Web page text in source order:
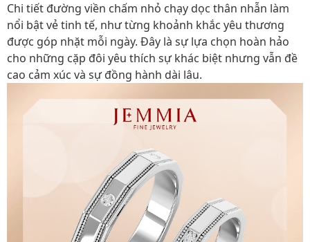
Chi tiết đường viền chấm nhỏ chạy dọc thân nhẫn làm
nổi bật vẻ tinh tế, như từng khoảnh khắc yêu thương
được góp nhặt mỗi ngày. Đây là sự lựa chọn hoàn hảo
cho những cặp đôi yêu thích sự khác biệt nhưng vẫn đề
cao cảm xúc và sự đồng hành dài lâu.